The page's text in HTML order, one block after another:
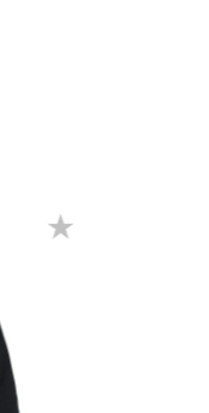
Конотоп